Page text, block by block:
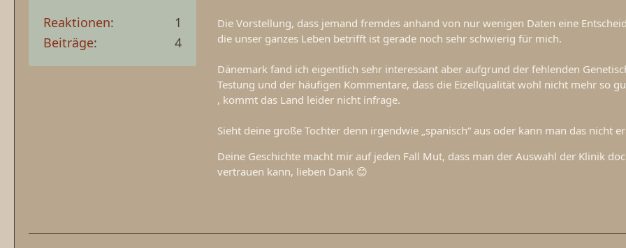
Reaktionen
1
Beiträge
4
Die Vorstellung, dass jemand fremdes anhand von nur wenigen Daten eine
die unser ganzes Leben betrifft ist gerade noch sehr schwierig für mich.
Dänemark fand ich eigentlich sehr interessant aber aufgrund der fehlenden
Testung und der häufigen Kommentare, dass die Eizellqualität wohl nicht mehr so
, kommt das Land leider nicht infrage.
Sieht deine große Tochter denn irgendwie „spanisch“ aus oder kann man das nicht
Deine Geschichte macht mir auf jeden Fall Mut, dass man der Auswahl der Klinik
vertrauen kann, lieben Dank 😊